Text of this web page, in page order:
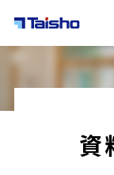
HOME
大昌工芸の
資